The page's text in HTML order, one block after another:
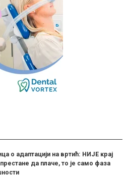
о адаптацији на вртић: НИЈЕ крај
да плаче, то је само фаза